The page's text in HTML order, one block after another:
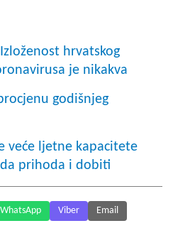
Izloženost hrvatskog
je nikakva
godišnjeg
veće ljetne kapacitete
prihoda i dobiti
WhatsApp Viber Email